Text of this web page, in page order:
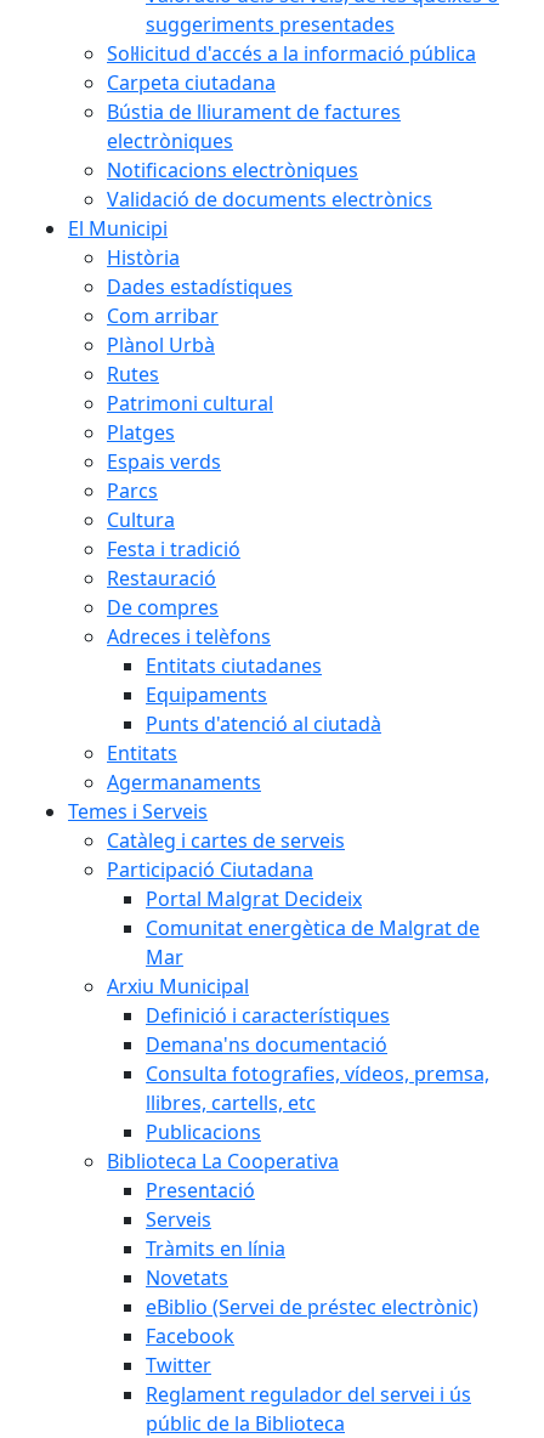
suggeriments presentades
Sol·licitud d'accés a la informació pública
Carpeta ciutadana
Bústia de lliurament de factures
electròniques
Notificacions electròniques
Validació de documents electrònics
El Municipi
Història
Dades estadístiques
Com arribar
Plànol Urbà
Rutes
Patrimoni cultural
Platges
Espais verds
Parcs
Cultura
Festa i tradició
Restauració
De compres
Adreces i telèfons
Entitats ciutadanes
Equipaments
Punts d'atenció al ciutadà
Entitats
Agermanaments
Temes i Serveis
Catàleg i cartes de serveis
Participació Ciutadana
Portal Malgrat Decideix
Comunitat energètica de Malgrat de
Mar
Arxiu Municipal
Definició i característiques
Demana'ns documentació
Consulta fotografies, vídeos, premsa,
llibres, cartells, etc
Publicacions
Biblioteca La Cooperativa
Presentació
Serveis
Tràmits en línia
Novetats
eBiblio (Servei de préstec electrònic)
Facebook
Twitter
Reglament regulador del servei i ús
públic de la Biblioteca